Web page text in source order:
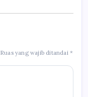
Ruas yang wajib ditandai*